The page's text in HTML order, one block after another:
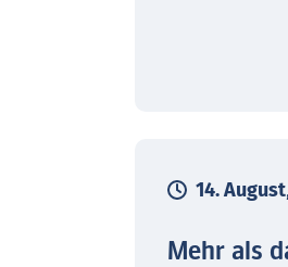
14. August
Mehr als